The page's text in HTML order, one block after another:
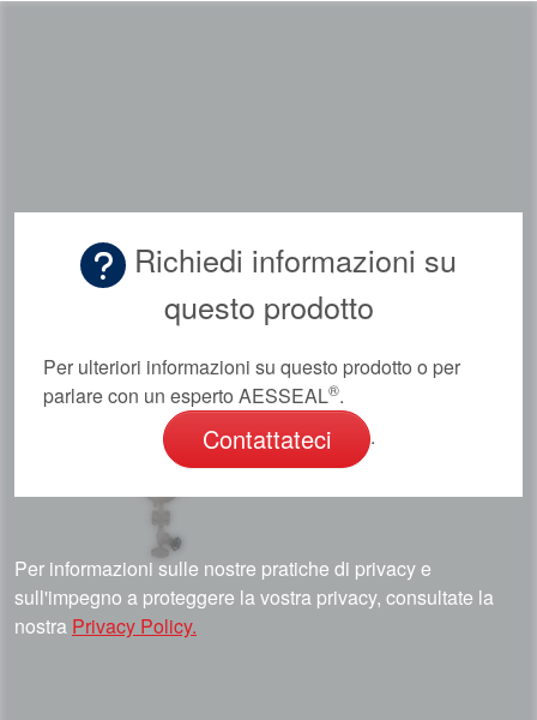
Richiedi informazioni su
questo prodotto
Per ulteriori informazioni su questo prodotto o per
parlare con un esperto AESSEAL®.
Contattateci .
Per informazioni sulle nostre pratiche di privacy e
sull'impegno a proteggere la vostra privacy, consultate la
nostra Privacy Policy.